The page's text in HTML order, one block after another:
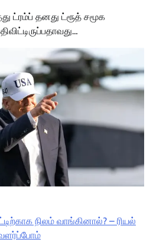
ட்ரம்ப் தனது ட்ரூத் சமூக
நிலம் வாங்கினால்? – ரியல்